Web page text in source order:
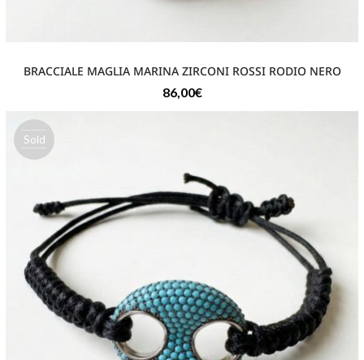
BRACCIALE MAGLIA MARINA ZIRCONI ROSSI RODIO NERO
86,00€
Sold